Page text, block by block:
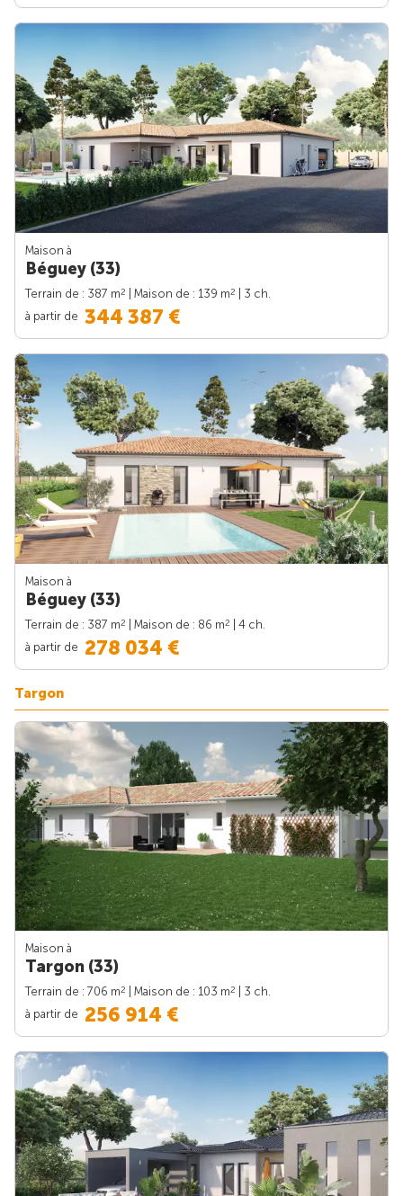
Maison à
Béguey (33)
Terrain de : 387 m2 | Maison de : 139 m2
| 3 ch.
à partir de 344 387 €
Maison à
Béguey (33)
Terrain de : 387 m2 | Maison de : 86 m2
| 4 ch.
à partir de 278 034 €
Targon
Maison à
Targon (33)
Terrain de : 706 m2 | Maison de : 103 m2
| 3 ch.
à partir de 256 914 €